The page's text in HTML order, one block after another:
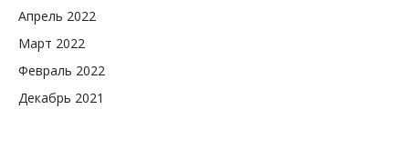
Апрель 2022
Март 2022
Февраль 2022
Декабрь 2021